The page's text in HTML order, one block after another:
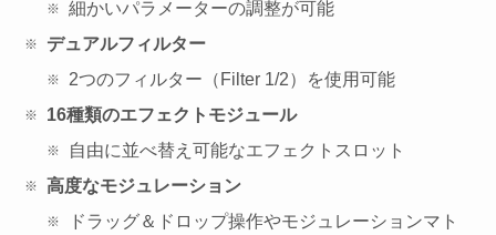
細かいパラメーターの調整が可能
デュアルフィルター
2つのフィルター（Filter 1/2）を使用可能
16種類のエフェクトモジュール
自由に並べ替え可能なエフェクトスロット
高度なモジュレーション
ドラッグ＆ドロップ操作やモジュレーションマト